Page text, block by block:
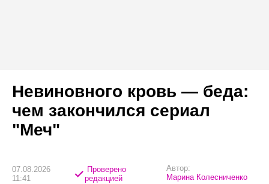
Невиновного кровь — беда:
чем закончился сериал
"Меч"
07.08.2026
11:41
Проверено
редакцией
Автор:
Марина Колесниченко